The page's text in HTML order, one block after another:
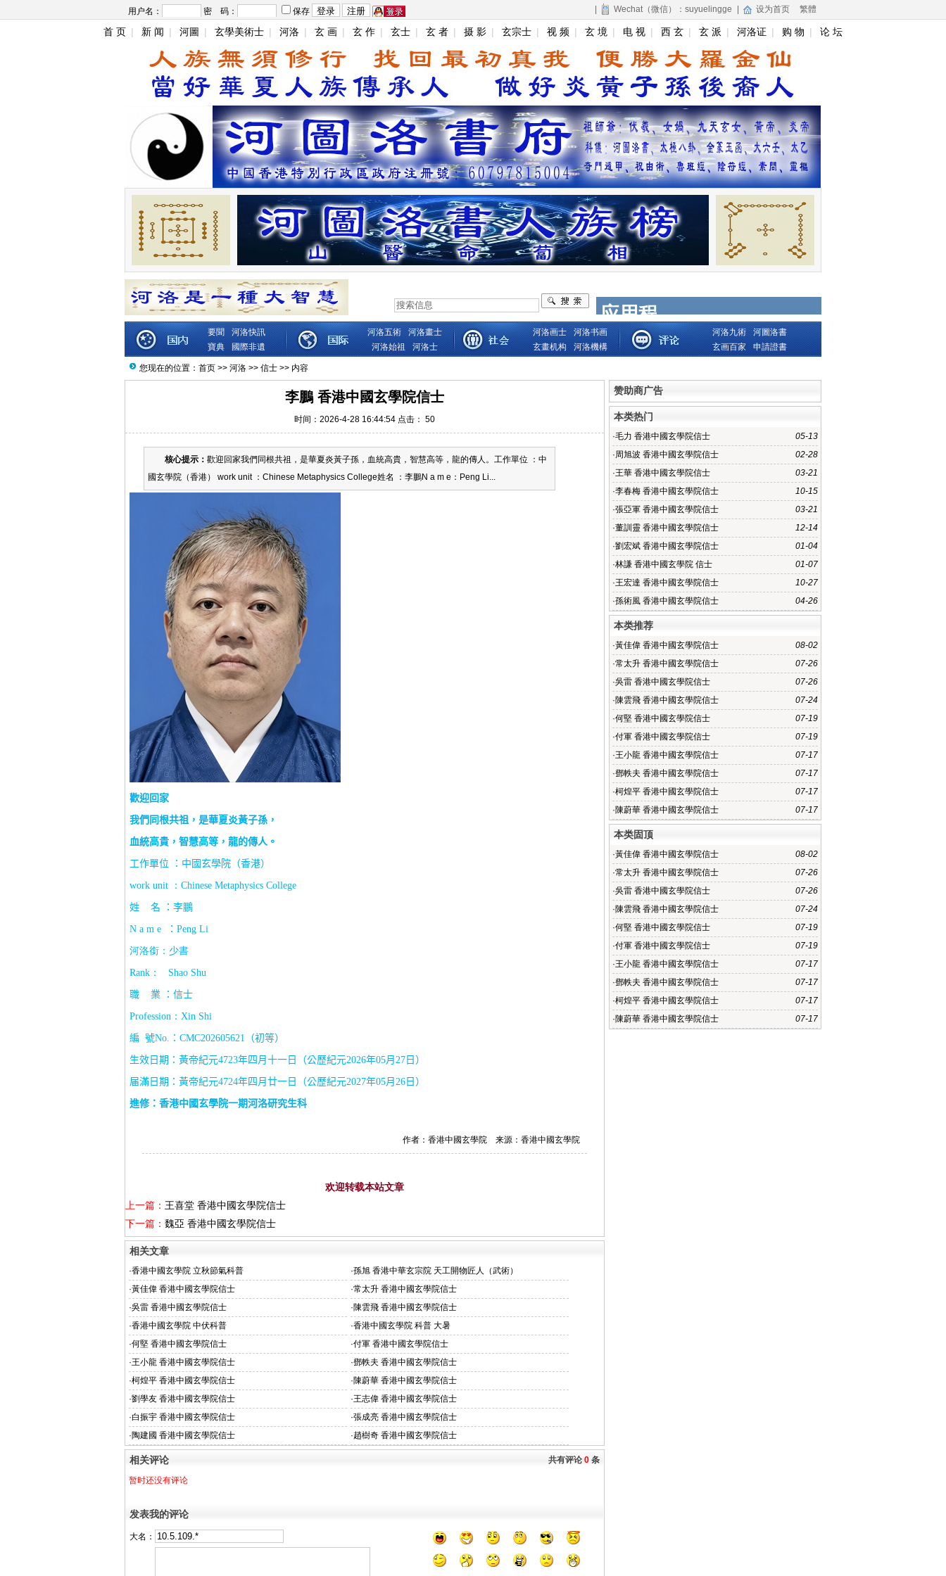
用户名： 密 码： 保存 Wechat（微信）：suyuelingge 设为首页 繁體
首 页 | 新 闻 | 河圖 | 玄學美術士 | 河洛 | 玄 画 | 玄 作 | 玄士 | 玄 者 | 摄 影 | 玄宗士 | 视 频 | 玄 境 | 电 视 | 西 玄 | 玄 派 | 河洛证 | 购 物 | 论 坛
要聞
河洛快訊
寶典
國際非遺
河洛五術
河洛畫士
河洛始祖
河洛士
河洛画士
河洛书画
玄畫机构
河洛機構
河洛九術
河圖洛書
玄画百家
申請證書
您现在的位置： 首页 >> 河洛 >> 信士 >> 内容
李鵬 香港中國玄學院信士
时间：2026-4-28 16:44:54 点击： 50
核心提示： 歡迎回家我們同根共祖，是華夏炎黃子孫，血統高貴，智慧高等，龍的傳人。工作單位 ：中
國玄學院（香港） work unit ：Chinese Metaphysics College姓名 ：李鵬N a m e：Peng Li...
歡迎回家
我們同根共祖，是華夏炎黃子孫，
血統高貴，智慧高等，龍的傳人。
工作單位 ：中國玄學院（香港）
work unit ： Chinese Metaphysics College
姓 名 ：李鵬
N a m e ： Peng Li
河洛銜：少書
Rank ： Shao Shu
職 業 ：信士
Profession ： Xin Shi
編 號No. ： CMC202605621 （初等）
生效日期：黃帝紀元4723年四月十一日（公歷紀元2026年05月 27 日）
届滿日期：黃帝紀元4724年四月廿一日（公歷紀元2027年05月 26 日）
進修：香港中國玄學院一期河洛研究生科
作者：香港中國玄學院 来源：香港中國玄學院
欢迎转载本站文章
上一篇： 王喜堂 香港中國玄學院信士
下一篇： 魏亞 香港中國玄學院信士
相关文章
·香港中國玄學院 立秋節氣科普 ·孫旭 香港中華玄宗院 天工開物匠人（武術）
·黃佳偉 香港中國玄學院信士 ·常太升 香港中國玄學院信士
·吳雷 香港中國玄學院信士 ·陳雲飛 香港中國玄學院信士
·香港中國玄學院 中伏科普 ·香港中國玄學院 科普 大暑
·何堅 香港中國玄學院信士 ·付軍 香港中國玄學院信士
·王小龍 香港中國玄學院信士 ·鄧軼夫 香港中國玄學院信士
·柯煌平 香港中國玄學院信士 ·陳蔚華 香港中國玄學院信士
·劉學友 香港中國玄學院信士 ·王志偉 香港中國玄學院信士
·白振宇 香港中國玄學院信士 ·張成亮 香港中國玄學院信士
·陶建國 香港中國玄學院信士 ·趙樹奇 香港中國玄學院信士
共有评论 0 条
相关评论
暂时还没有评论
发表我的评论
大名：
赞助商广告
本类热门
05-13
·毛力 香港中國玄學院信士
02-28
·周旭波 香港中國玄學院信士
03-21
·王華 香港中國玄學院信士
10-15
·李春梅 香港中國玄學院信士
03-21
·張亞軍 香港中國玄學院信士
12-14
·董訓靈 香港中國玄學院信士
01-04
·劉宏斌 香港中國玄學院信士
01-07
·林謙 香港中國玄學院 信士
10-27
·王宏達 香港中國玄學院信士
04-26
·孫術風 香港中國玄學院信士
本类推荐
08-02
·黃佳偉 香港中國玄學院信士
07-26
·常太升 香港中國玄學院信士
07-26
·吳雷 香港中國玄學院信士
07-24
·陳雲飛 香港中國玄學院信士
07-19
·何堅 香港中國玄學院信士
07-19
·付軍 香港中國玄學院信士
07-17
·王小龍 香港中國玄學院信士
07-17
·鄧軼夫 香港中國玄學院信士
07-17
·柯煌平 香港中國玄學院信士
07-17
·陳蔚華 香港中國玄學院信士
本类固顶
08-02
·黃佳偉 香港中國玄學院信士
07-26
·常太升 香港中國玄學院信士
07-26
·吳雷 香港中國玄學院信士
07-24
·陳雲飛 香港中國玄學院信士
07-19
·何堅 香港中國玄學院信士
07-19
·付軍 香港中國玄學院信士
07-17
·王小龍 香港中國玄學院信士
07-17
·鄧軼夫 香港中國玄學院信士
07-17
·柯煌平 香港中國玄學院信士
07-17
·陳蔚華 香港中國玄學院信士